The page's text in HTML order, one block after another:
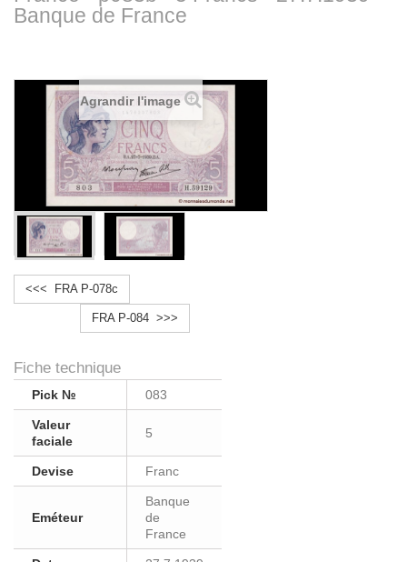
Banque de France
Agrandir l'image
<<< FRA P-078c
FRA P-084 >>>
Fiche technique
Pick № 083
Valeur
faciale
5
Devise Franc
Eméteur
Banque
de
France